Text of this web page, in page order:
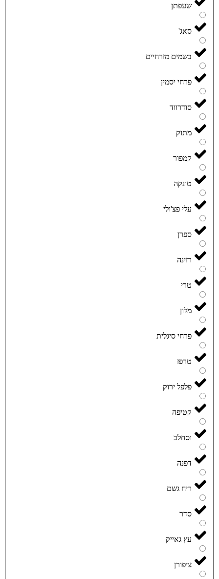
שעפתן
סאג'
בשמים מזרחיים
פרחי יסמין
סודרווד
מתוק
קמפור
טונקה
עלי פצ'ולי
ספרן
רזינה
טרי
מלון
פרחי סיגלית
טרפז
פלפל ירוק
קטיפה
וסחלב
דפנה
ריח גשם
סדר
עץ גאייק
ציפורן